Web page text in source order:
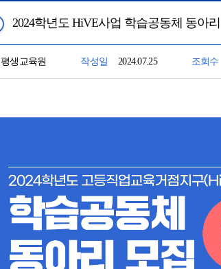
2024학년도 HiVE사업 학습공동체 동아
평생교육원 작성일 2024.07.25 조회수